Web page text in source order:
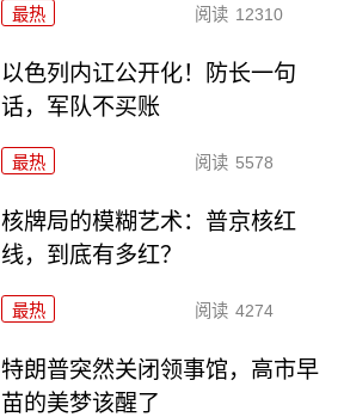
最热 阅读 12310
以色列内讧公开化！防长一句
话，军队不买账
最热 阅读 5578
核牌局的模糊艺术：普京核红
线，到底有多红？
最热 阅读 4274
特朗普突然关闭领事馆，高市早
苗的美梦该醒了